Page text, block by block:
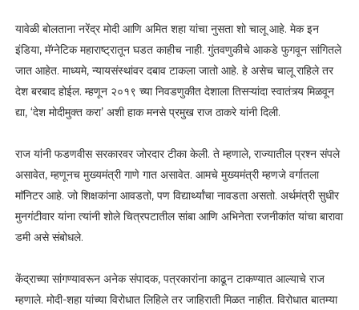
यावेळी बोलताना नरेंद्र मोदी आणि अमित शहा यांचा नुसता शो चालू आहे. मेक इन
इंडिया, मॅग्नेटिक महाराष्ट्रातून घडत काहीच नाही. गुंतवणुकीचे आकडे फुगवून सांगितले
जात आहेत. माध्यमे, न्यायसंस्थांवर दबाव टाकला जातो आहे. हे असेच चालू राहिले तर
देश बरबाद होईल. म्हणून २०१९ च्या निवडणुकीत देशाला तिसऱ्यांदा स्वातंत्र्य मिळवून
द्या, ‘देश मोदीमुक्त करा’ अशी हाक मनसे प्रमुख राज ठाकरे यांनी दिली.
राज यांनी फडणवीस सरकारवर जोरदार टीका केली. ते म्हणाले, राज्यातील प्रश्न संपले
असावेत, म्हणूनच मुख्यमंत्री गाणे गात असावेत. आमचे मुख्यमंत्री म्हणजे वर्गातला
माॅनिटर आहे. जो शिक्षकांना आवडतो, पण विद्यार्थ्यांचा नावडता असतो. अर्थमंत्री सुधीर
मुनगंटीवार यांना त्यांनी शोले चित्रपटातील सांबा आणि अभिनेता रजनीकांत यांचा बारावा
डमी असे संबोधले.
केंद्राच्या सांगण्यावरून अनेक संपादक, पत्रकारांना काढून टाकण्यात आल्याचे राज
म्हणाले. मोदी-शहा यांच्या विरोधात लिहिले तर जाहिराती मिळत नाहीत. विरोधात बातम्या